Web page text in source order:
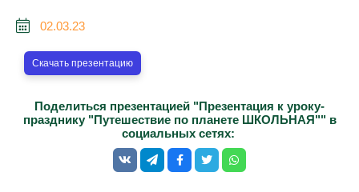
02.03.23
Скачать презентацию
Поделиться презентацией "Презентация к уроку-
празднику "Путешествие по планете ШКОЛЬНАЯ"" в
социальных сетях: